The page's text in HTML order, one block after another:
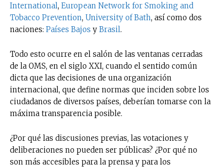
International, European Network for Smoking and
Tobacco Prevention, University of Bath, así como dos
naciones: Países Bajos y Brasil.
Todo esto ocurre en el salón de las ventanas cerradas
de la OMS, en el siglo XXI, cuando el sentido común
dicta que las decisiones de una organización
internacional, que define normas que inciden sobre los
ciudadanos de diversos países, deberían tomarse con la
máxima transparencia posible.
¿Por qué las discusiones previas, las votaciones y
deliberaciones no pueden ser públicas? ¿Por qué no
son más accesibles para la prensa y para los